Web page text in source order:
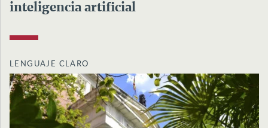
inteligencia artificial
LENGUAJE CLARO